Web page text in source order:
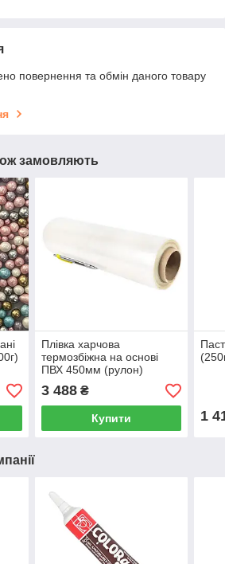
повернення та обмін даного товару
замовляють
Плівка харчова
термозбіжна на основі
ПВХ 450мм (рулон)
3 488₴
Купити 1